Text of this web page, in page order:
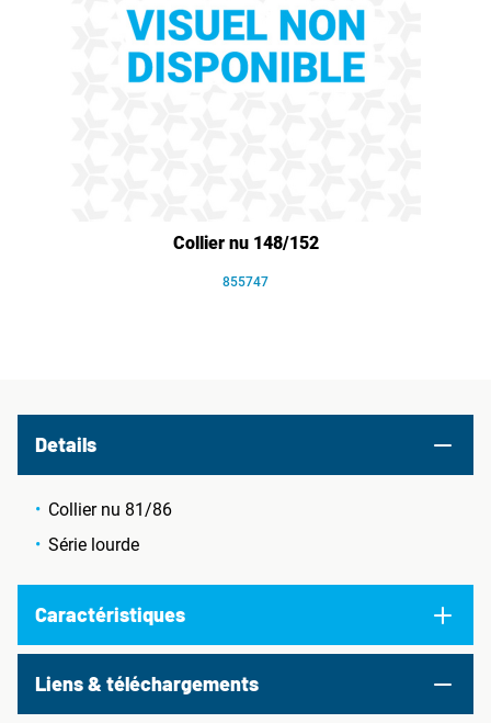
Collier nu 148/152
855747
Details
Collier nu 81/86
Série lourde
Caractéristiques
Liens & téléchargements